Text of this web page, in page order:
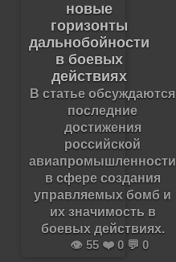
новые
горизонты
дальнобойности
в боевых
действиях
В статье обсуждаются
последние
достижения
российской
авиапромышленности
в сфере создания
управляемых бомб и
их значимость в
боевых действиях.
👁️ 55 ❤️ 0 💬 0